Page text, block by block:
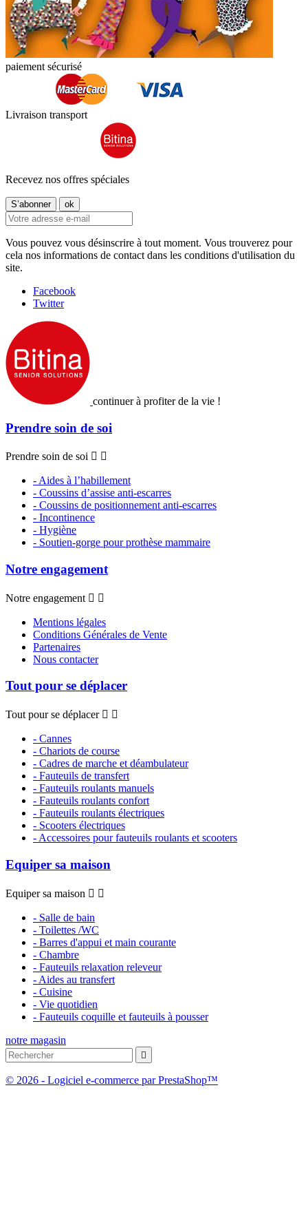
paiement sécurisé
Livraison transport
Recevez nos offres spéciales
Vous pouvez vous désinscrire à tout moment. Vous trouverez pour
cela nos informations de contact dans les conditions d'utilisation du
site.
Facebook
Twitter
continuer à profiter de la vie !
Prendre soin de soi
Prendre soin de soi  
- Aides à l’habillement
- Coussins d’assise anti-escarres
- Coussins de positionnement anti-escarres
- Incontinence
- Hygiène
- Soutien-gorge pour prothèse mammaire
Notre engagement
Notre engagement  
Mentions légales
Conditions Générales de Vente
Partenaires
Nous contacter
Tout pour se déplacer
Tout pour se déplacer  
- Cannes
- Chariots de course
- Cadres de marche et déambulateur
- Fauteuils de transfert
- Fauteuils roulants manuels
- Fauteuils roulants confort
- Fauteuils roulants électriques
- Scooters électriques
- Accessoires pour fauteuils roulants et scooters
Equiper sa maison
Equiper sa maison  
- Salle de bain
- Toilettes /WC
- Barres d'appui et main courante
- Chambre
- Fauteuils relaxation releveur
- Aides au transfert
- Cuisine
- Vie quotidien
- Fauteuils coquille et fauteuils à pousser
notre magasin

© 2026 - Logiciel e-commerce par PrestaShop™